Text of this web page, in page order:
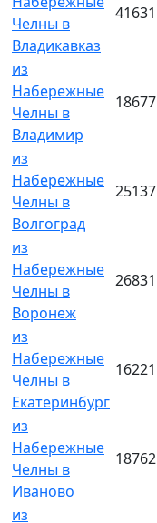
Челны в
Владикавказ
41631
из
Набережные
Челны в
Владимир
18677
из
Набережные
Челны в
Волгоград
25137
из
Набережные
Челны в
Воронеж
26831
из
Набережные
Челны в
Екатеринбург
16221
из
Набережные
Челны в
Иваново
18762
из